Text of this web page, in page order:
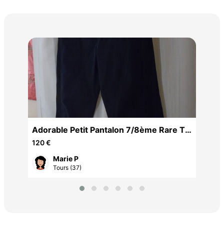
Adorable Petit Pantalon 7/8ème Rare Tt
Neuf T46/1 JF
120 €
Marie P
Tours (37)